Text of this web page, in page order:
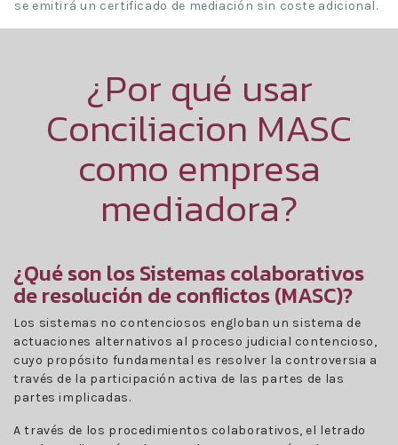
se emitirá un certificado de mediación sin coste adicional.
¿Por qué usar
Conciliacion MASC
como empresa
mediadora?
¿Qué son los Sistemas colaborativos
de resolución de conflictos (MASC)?
Los sistemas no contenciosos engloban un sistema de
actuaciones alternativos al proceso judicial contencioso,
cuyo propósito fundamental es resolver la controversia a
través de la participación activa de las partes de las
partes implicadas.
A través de los procedimientos colaborativos, el letrado